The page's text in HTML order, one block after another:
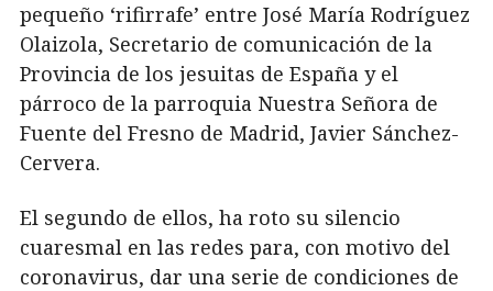
pequeño ‘rifirrafe’ entre José María Rodríguez
Olaizola, Secretario de comunicación de la
Provincia de los jesuitas de España y el
párroco de la parroquia Nuestra Señora de
Fuente del Fresno de Madrid, Javier Sánchez-
Cervera.
El segundo de ellos, ha roto su silencio
cuaresmal en las redes para, con motivo del
coronavirus, dar una serie de condiciones de